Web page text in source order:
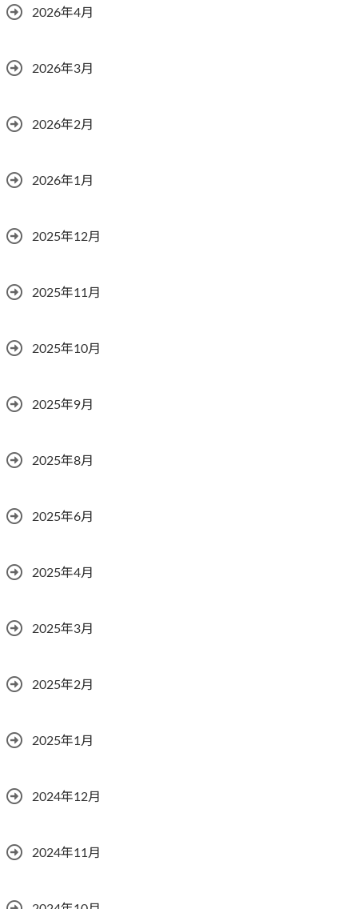
2026年4月
2026年3月
2026年2月
2026年1月
2025年12月
2025年11月
2025年10月
2025年9月
2025年8月
2025年6月
2025年4月
2025年3月
2025年2月
2025年1月
2024年12月
2024年11月